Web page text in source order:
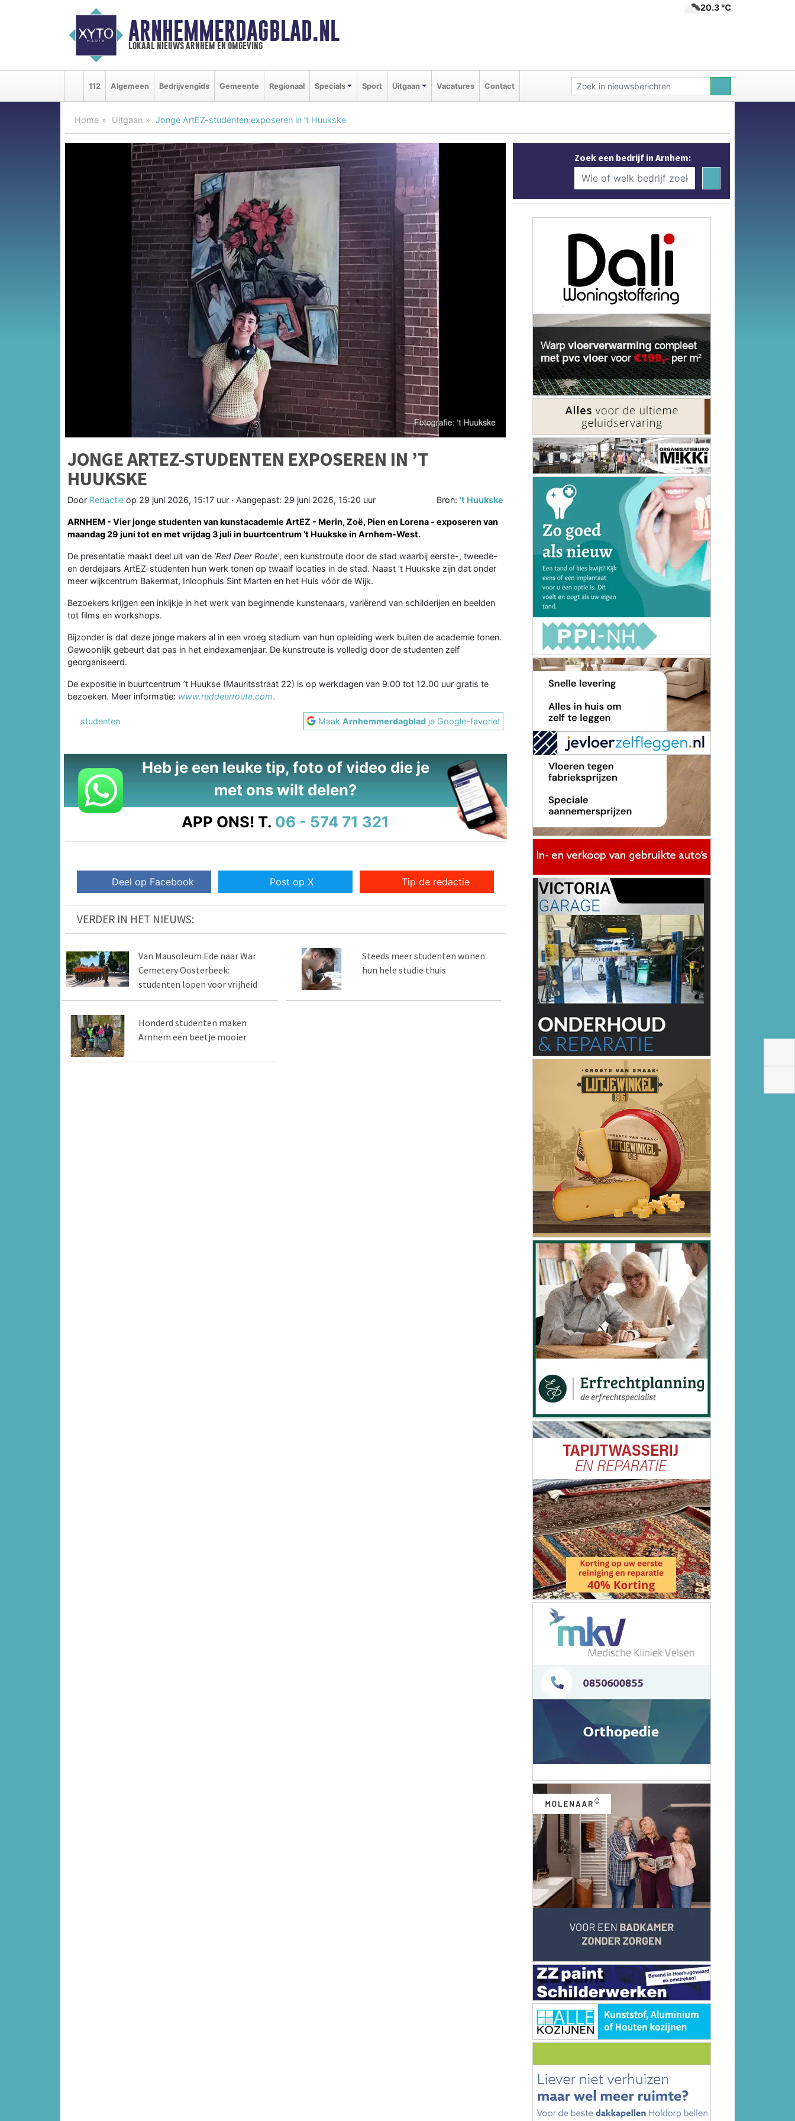
ARNHEMMERDAGBLAD.NL
lokaal nieuws arnhem en omgeving
20.3 ℃
112 Algemeen Bedrijvengids Gemeente Regionaal Specials Sport Uitgaan Vacatures Contact
Home Uitgaan Jonge ArtEZ-studenten exposeren in ’t Huukske
JONGE ARTEZ-STUDENTEN EXPOSEREN IN ’T
HUUKSKE
Door Redactie op 29 juni 2026, 15:17 uur · Aangepast: 29 juni 2026, 15:20 uur Bron:'t Huukske
ARNHEM - Vier jonge studenten van kunstacademie ArtEZ - Merin, Zoë, Pien en Lorena - exposeren van
maandag 29 juni tot en met vrijdag 3 juli in buurtcentrum’t Huukske in Arnhem-West.
De presentatie maakt deel uit van de ’Red Deer Route’, een kunstroute door de stad waarbij eerste-, tweede-
en derdejaars ArtEZ-studenten hun werk tonen op twaalf locaties in de stad. Naast ’t Huukske zijn dat onder
meer wijkcentrum Bakermat, Inloophuis Sint Marten en het Huis vóór de Wijk.
Bezoekers krijgen een inkijkje in het werk van beginnende kunstenaars, variërend van schilderijen en beelden
tot films en workshops.
Bijzonder is dat deze jonge makers al in een vroeg stadium van hun opleiding werk buiten de academie tonen.
Gewoonlijk gebeurt dat pas in het eindexamenjaar. De kunstroute is volledig door de studenten zelf
georganiseerd.
De expositie in buurtcentrum ’t Huukse (Mauritsstraat 22) is op werkdagen van 9.00 tot 12.00 uur gratis te
bezoeken. Meer informatie: www.reddeerroute.com.
studenten MaakArnhemmerdagblad je Google-favoriet
Heb je een leuke tip, foto of video die je
met ons wilt delen?
APP ONS! T. 06 - 574 71 321
Deel op Facebook Post op X Tip de redactie
VERDER IN HET NIEUWS:
Van Mausoleum Ede naar War
Cemetery Oosterbeek:
studenten lopen voor vrijheid
Steeds meer studenten wonen
hun hele studie thuis
Honderd studenten maken
Arnhem een beetje mooier
Zoek een bedrijf in Arnhem: